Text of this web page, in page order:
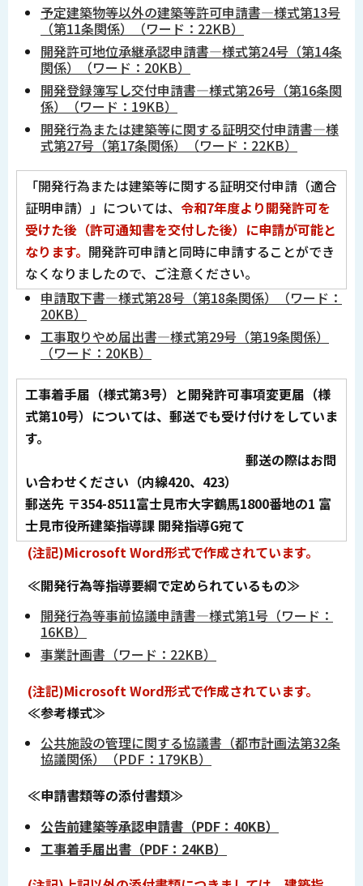
予定建築物等以外の建築等許可申請書―様式第13号
（第11条関係）（ワード：22KB）
開発許可地位承継承認申請書―様式第24号（第14条
関係）（ワード：20KB）
開発登録簿写し交付申請書―様式第26号（第16条関
係）（ワード：19KB）
開発行為または建築等に関する証明交付申請書―様
式第27号（第17条関係）（ワード：22KB）
「開発行為または建築等に関する証明交付申請（適合
証明申請）」については、 令和7年度より開発許可を
受けた後（許可通知書を交付した後）に申請が可能と
なります。 開発許可申請と同時に申請することができ
なくなりましたので、ご注意ください。
申請取下書―様式第28号（第18条関係）（ワード：
20KB）
工事取りやめ届出書―様式第29号（第19条関係）
（ワード：20KB）
工事着手届（様式第3号）と開発許可事項変更届（様
式第10号）については、郵送でも受け付けをしていま
す。
郵送の際はお問
い合わせください（内線420、423）
郵送先 〒354-8511富士見市大字鶴馬1800番地の1 富
士見市役所建築指導課 開発指導G宛て
(注記)Microsoft Word形式で作成されています。
≪開発行為等指導要綱で定められているもの≫
開発行為等事前協議申請書―様式第1号（ワード：
16KB）
事業計画書（ワード：22KB）
(注記)Microsoft Word形式で作成されています。
≪参考様式≫
公共施設の管理に関する協議書（都市計画法第32条
協議関係）（PDF：179KB）
≪申請書類等の添付書類≫
公告前建築等承認申請書 （PDF：40KB）
工事着手届出書 （PDF：24KB）